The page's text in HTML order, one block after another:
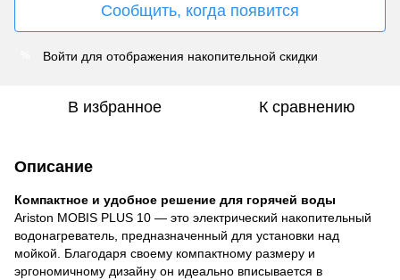
Сообщить, когда появится
Войти для отображения накопительной скидки
В избранное К сравнению
Описание
Компактное и удобное решение для горячей воды
Ariston MOBIS PLUS 10 — это электрический накопительный
водонагреватель, предназначенный для установки над
мойкой. Благодаря своему компактному размеру и
эргономичному дизайну он идеально вписывается в